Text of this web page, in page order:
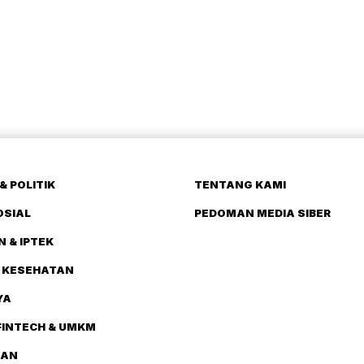
POLITIK
& IPTEK
& UMKM
TENTANG KAMI
PEDOMAN MEDIA SIBER